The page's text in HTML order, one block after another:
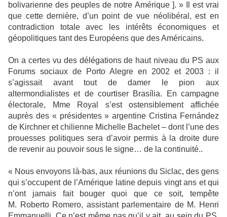
bolivarienne des peuples de notre Amérique ]. » Il est vrai
que cette dernière, d’un point de vue néolibéral, est en
contradiction totale avec les intérêts économiques et
géopolitiques tant des Européens que des Américains.
On a certes vu des délégations de haut niveau du PS aux
Forums sociaux de Porto Alegre en 2002 et 2003 : il
s’agissait avant tout de damer le pion aux
altermondialistes et de courtiser Brasília. En campagne
électorale, Mme Royal s’est ostensiblement affichée
auprès des « présidentes » argentine Cristina Fernández
de Kirchner et chilienne Michelle Bachelet – dont l’une des
prouesses politiques sera d’avoir permis à la droite dure
de revenir au pouvoir sous le signe… de la continuité..
« Nous envoyons là-bas, aux réunions du Siclac, des gens
qui s’occupent de l’Amérique latine depuis vingt ans et qui
n’ont jamais fait bouger quoi que ce soit, tempête
M. Roberto Romero, assistant parlementaire de M. Henri